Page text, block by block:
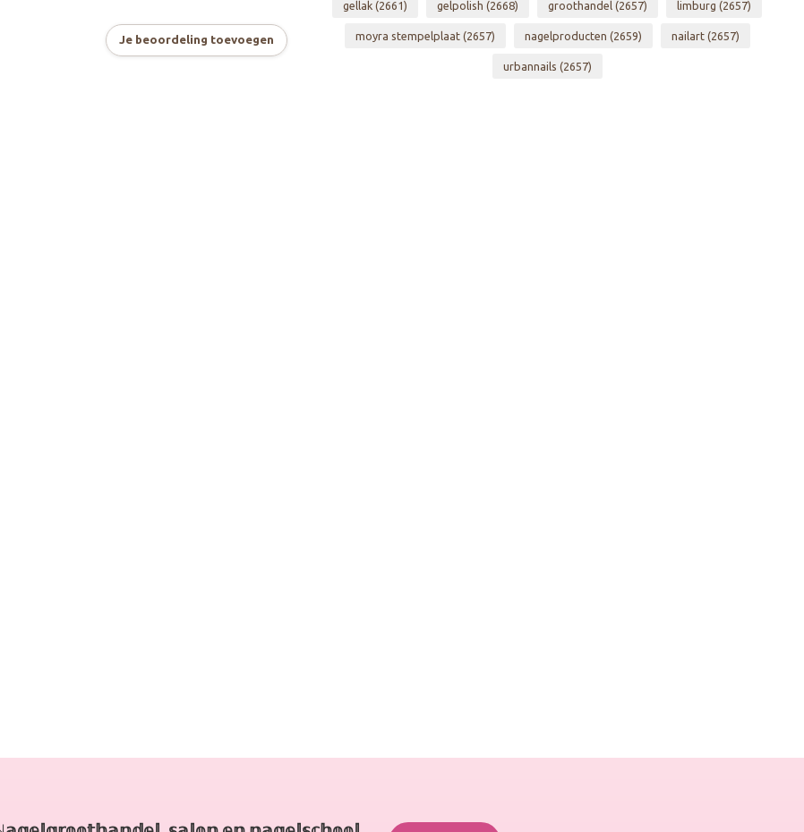
Je beoordeling toevoegen
gellak (2661) gelpolish (2668) groothandel (2657) limburg (2657)
moyra stempelplaat (2657) nagelproducten (2659) nailart (2657)
urbannails (2657)